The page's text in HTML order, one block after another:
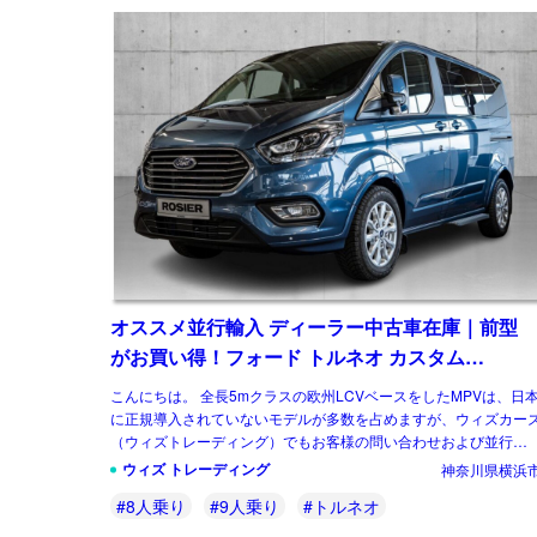
オススメ並行輸入 ディーラー中古車在庫｜前型
がお買い得！フォード トルネオ カスタム
Titanium 2.0 6AT ８人乗り 左ハンドル
こんにちは。 全長5mクラスの欧州LCVベースをしたMPVは、日
に正規導入されていないモデルが多数を占めますが、ウィズカー
（ウィズトレーディング）でもお客様の問い合わせおよび並行輸入
ウィズ トレーディング 神奈川県横浜
#8人乗り #9人乗り #トルネオ